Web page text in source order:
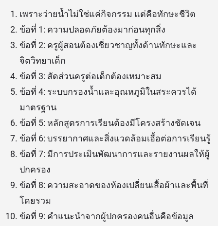
เพราะว่ายน้ำไม่ใช่แค่กิจกรรม แต่คือทักษะชีวิต
ข้อที่ 1: ความปลอดภัยต้องมาก่อนทุกสิ่ง
ข้อที่ 2: ครูผู้สอนต้องเชี่ยวชาญทั้งด้านทักษะและ
จิตวิทยาเด็ก
ข้อที่ 3: สัดส่วนครูต่อเด็กต้องเหมาะสม
ข้อที่ 4: ระบบกรองน้ำและอุณหภูมิในสระควรได้
มาตรฐาน
ข้อที่ 5: หลักสูตรการเรียนต้องมีโครงสร้างชัดเจน
ข้อที่ 6: บรรยากาศและสิ่งแวดล้อมเอื้อต่อการเรียนรู้
ข้อที่ 7: มีการประเมินพัฒนาการและรายงานผลให้ผู้
ปกครอง
ข้อที่ 8: ความสะอาดของห้องเปลี่ยนเสื้อผ้าและพื้นที่
โดยรวม
ข้อที่ 9: คำแนะนำจากผู้ปกครองคนอื่นคือข้อมูล